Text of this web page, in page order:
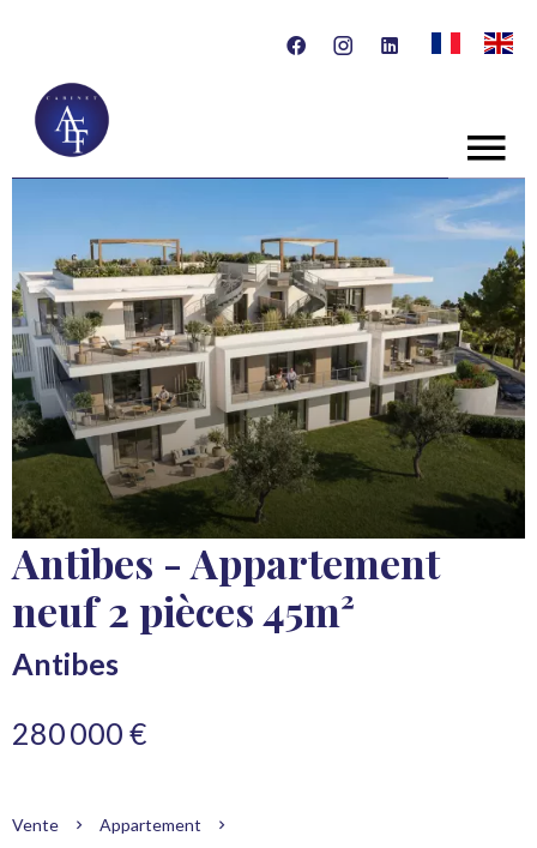
Antibes - Appartement
neuf 2 pièces 45m²
Antibes
280 000 €
Vente
Appartement